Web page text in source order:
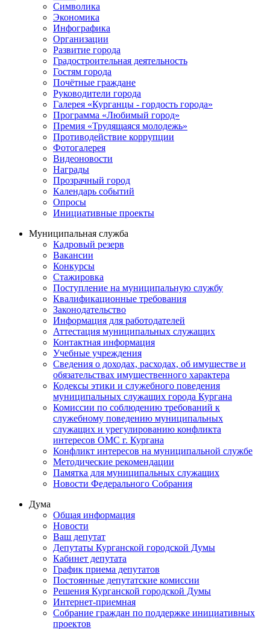
Символика
Экономика
Инфографика
Организации
Развитие города
Градостроительная деятельность
Гостям города
Почётные граждане
Руководители города
Галерея «Курганцы - гордость города»
Программа «Любимый город»
Премия «Трудящаяся молодежь»
Противодействие коррупции
Фотогалерея
Видеоновости
Награды
Прозрачный город
Календарь событий
Опросы
Инициативные проекты
Муниципальная служба
Кадровый резерв
Вакансии
Конкурсы
Стажировка
Поступление на муниципальную службу
Квалификационные требования
Законодательство
Информация для работодателей
Аттестация муниципальных служащих
Контактная информация
Учебные учреждения
Сведения о доходах, расходах, об имуществе и
обязательствах имущественного характера
Кодексы этики и служебного поведения
муниципальных служащих города Кургана
Комиссии по соблюдению требований к
служебному поведению муниципальных
служащих и урегулированию конфликта
интересов ОМС г. Кургана
Конфликт интересов на муниципальной службе
Методические рекомендации
Памятка для муниципальных служащих
Новости Федерального Cобрания
Дума
Общая информация
Новости
Ваш депутат
Депутаты Курганской городской Думы
Кабинет депутата
График приема депутатов
Постоянные депутатские комиссии
Решения Курганской городской Думы
Интернет-приемная
Собрание граждан по поддержке инициативных
проектов